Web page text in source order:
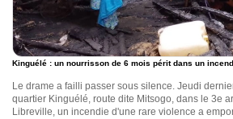
Kinguélé : un nourrisson de 6 mois périt dans un
Le drame a failli passer sous silence. Jeudi
quartier Kinguélé, route dite Mitsogo, dans le 3e
Libreville, un incendie d'une rare violence a